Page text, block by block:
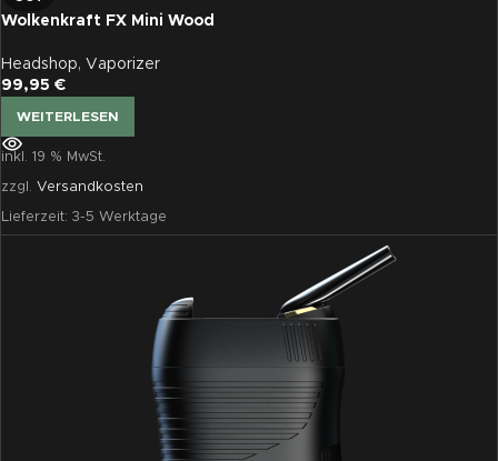
Wolkenkraft FX Mini Wood
Headshop, Vaporizer
99,95 €
WEITERLESEN
inkl. 19 % MwSt.
zzgl. Versandkosten
Lieferzeit: 3-5 Werktage